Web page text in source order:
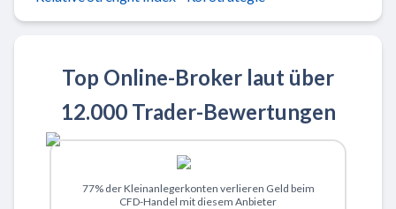
Top Online-Broker laut über
12.000 Trader-Bewertungen
Zu XTB
77% der Kleinanlegerkonten verlieren Geld beim
CFD-Handel mit diesem Anbieter